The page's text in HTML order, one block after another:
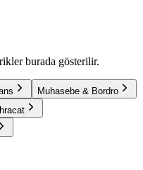
burada gösterilir.
Muhasebe & Bordro